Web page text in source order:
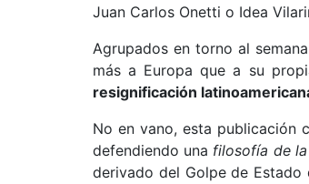
Juan Carlos Onetti o Idea
Agrupados en torno al
más a Europa que a su
resignificación
No en vano, esta publicación
defendiendo una filosofía de
derivado del Golpe de Estado